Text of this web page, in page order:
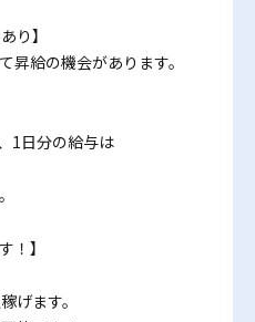
り】
昇給の機会があります。
1日分の給与は
！】
げます。